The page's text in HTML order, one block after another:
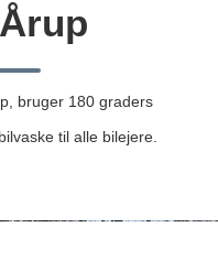
bruger 180 graders
til alle bilejere.